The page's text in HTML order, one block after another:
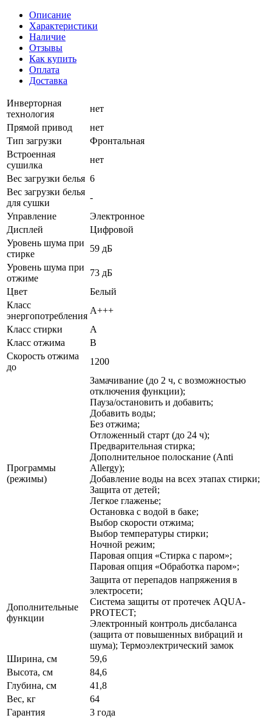
Описание
Характеристики
Наличие
Отзывы
Как купить
Оплата
Доставка
Инверторная
технология
нет
Прямой привод
нет
Тип загрузки
Фронтальная
Встроенная
сушилка
нет
Вес загрузки белья 6
Вес загрузки белья
для сушки
-
Управление
Электронное
Дисплей
Цифровой
Уровень шума при
стирке
59 дБ
Уровень шума при
отжиме
73 дБ
Цвет
Белый
Класс
энергопотребления
А+++
Класс стирки
A
Класс отжима
B
Скорость отжима
до
1200
Программы
(режимы)
Замачивание (до 2 ч, с возможностью
отключения функции);
Пауза/остановить и добавить;
Добавить воды;
Без отжима;
Отложенный старт (до 24 ч);
Предварительная стирка;
Дополнительное полоскание (Anti
Allergy);
Добавление воды на всех этапах стирки;
Защита от детей;
Легкое глаженье;
Остановка с водой в баке;
Выбор скорости отжима;
Выбор температуры стирки;
Ночной режим;
Паровая опция «Стирка с паром»;
Паровая опция «Обработка паром»;
Дополнительные
функции
Защита от перепадов напряжения в
электросети;
Система защиты от протечек AQUA-
PROTECT;
Электронный контроль дисбаланса
(защита от повышенных вибраций и
шума); Термоэлектрический замок
Ширина, см
59,6
Высота, см
84,6
Глубина, см
41,8
Вес, кг
64
Гарантия
3 года